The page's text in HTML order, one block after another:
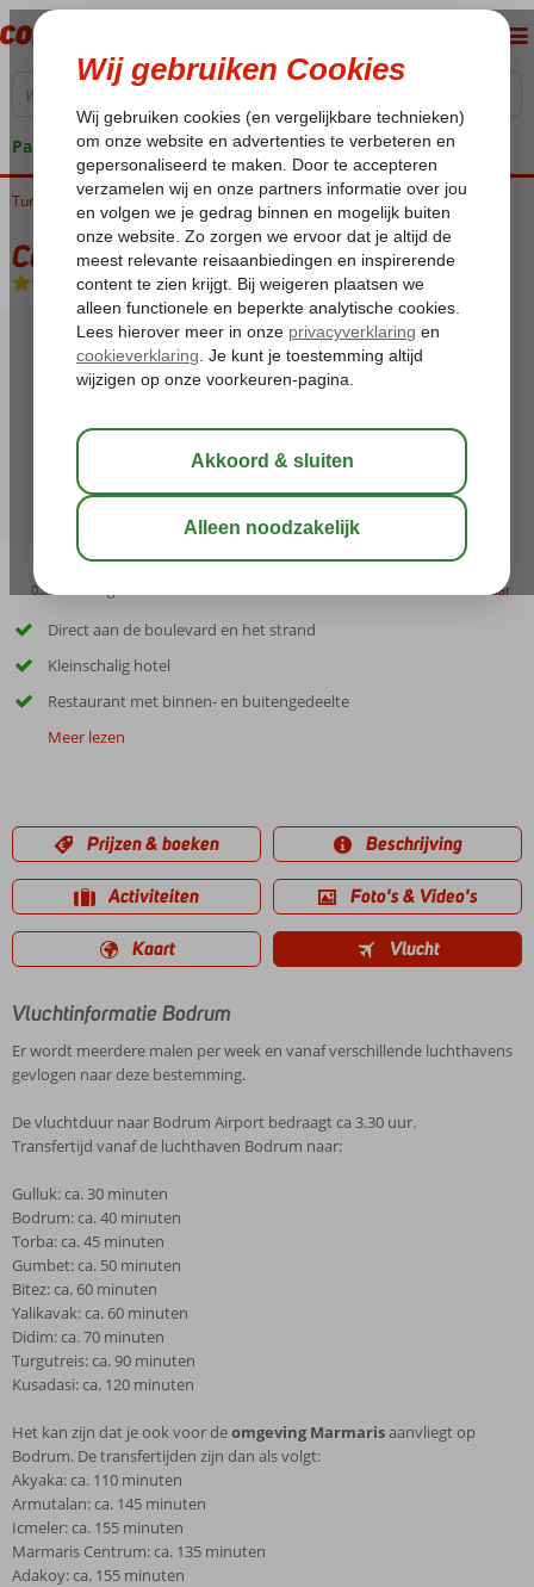
Pakketgarantie
Home
Turkije Egeische kust Bodrum Bitez Costa Bitezhan
Costa Bitezhan
All Inclusive-Hotel
03:30 bewaar
Direct aan de boulevard en het strand
Kleinschalig hotel
Restaurant met binnen- en buitengedeelte
Meer lezen
Prijzen & boeken Beschrijving
Activiteiten Foto's & Video's
Kaart Vlucht
Vluchtinformatie Bodrum
Er wordt meerdere malen per week en vanaf verschillende luchthavens
gevlogen naar deze bestemming.
De vluchtduur naar Bodrum Airport bedraagt ca 3.30 uur.
Transfertijd vanaf de luchthaven Bodrum naar:
Gulluk: ca. 30 minuten
Bodrum: ca. 40 minuten
Torba: ca. 45 minuten
Gumbet: ca. 50 minuten
Bitez: ca. 60 minuten
Yalikavak: ca. 60 minuten
Didim: ca. 70 minuten
Turgutreis: ca. 90 minuten
Kusadasi: ca. 120 minuten
Het kan zijn dat je ook voor deomgeving Marmarisaanvliegt op
Bodrum. De transfertijden zijn dan als volgt:
Akyaka: ca. 110 minuten
Armutalan: ca. 145 minuten
Icmeler: ca. 155 minuten
Marmaris Centrum: ca. 135 minuten
Adakoy: ca. 155 minuten